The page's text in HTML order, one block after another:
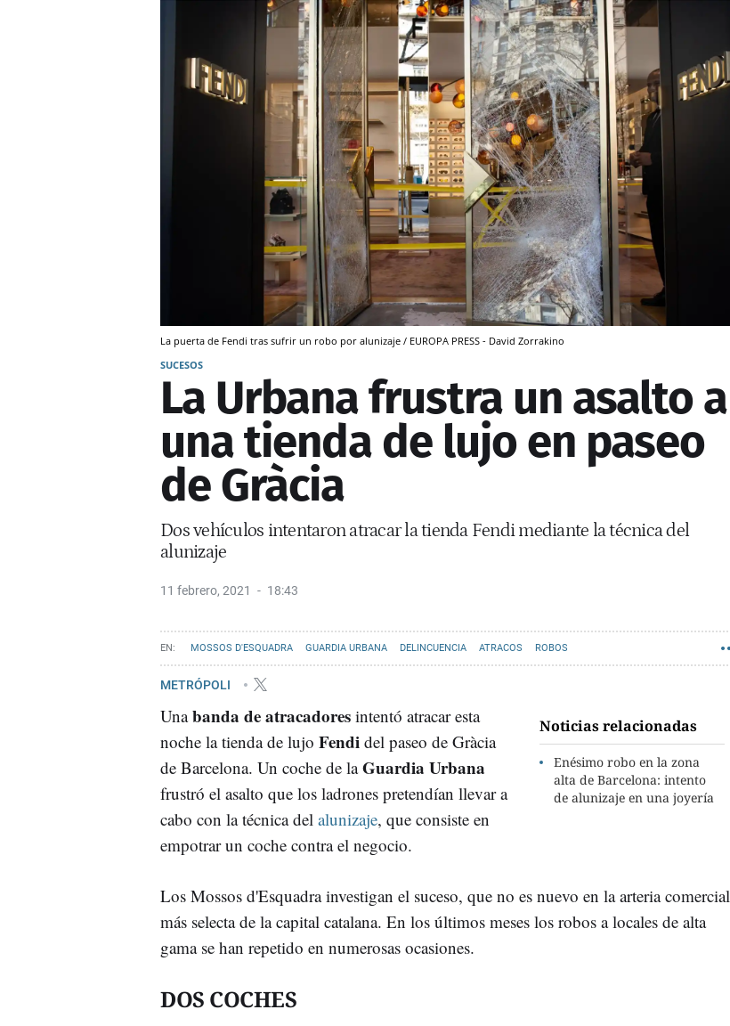
La puerta de Fendi tras sufrir un robo por alunizaje / EUROPA PRESS - David Zorrakino
SUCESOS
La Urbana frustra un asalto a
una tienda de lujo en paseo
de Gràcia
Dos vehículos intentaron atracar la tienda Fendi mediante la técnica del
alunizaje
11 febrero, 2021 18:43
MOSSOS D'ESQUADRA GUARDIA URBANA DELINCUENCIA ATRACOS ROBOS
METRÓPOLI
Noticias relacionadas
Enésimo robo en la zona
alta de Barcelona: intento
de alunizaje en una joyería
Unabanda de atracadores intentó atracar esta
noche la tienda de lujo Fendi del paseo de Gràcia
de Barcelona. Un coche de laGuardia Urbana
frustró el asalto que los ladrones pretendían llevar a
cabo con la técnica del alunizaje, que consiste en
empotrar un coche contra el negocio.
Los Mossos d'Esquadra investigan el suceso, que no es nuevo en la arteria comercial
más selecta de la capital catalana. En los últimos meses los robos a locales de alta
gama se han repetido en numerosas ocasiones.
DOS COCHES